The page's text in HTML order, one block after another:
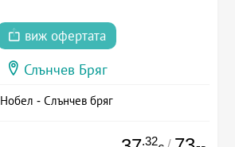
виж офертата
Слънчев Бряг
Нобел - Слънчев бряг
.32